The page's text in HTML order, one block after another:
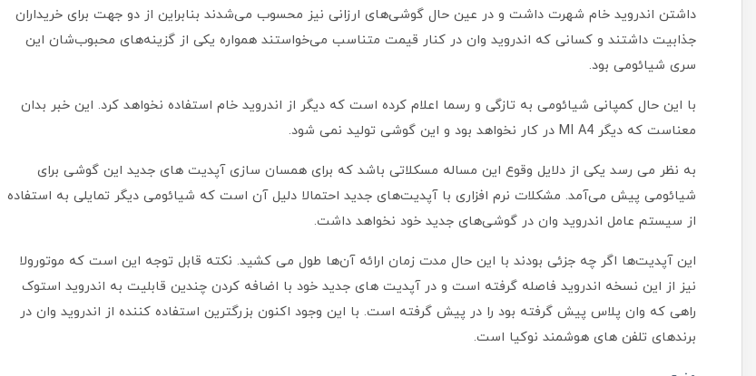
داشتن اندروید خام شهرت داشت و در عین حال گوشی‌های ارزانی نیز محسوب می‌شدند بنابراین از دو جهت برای خریداران
جذابیت داشتند و کسانی که اندروید وان در کنار قیمت متناسب می‌خواستند همواره یکی از گزینه‌های محبوب‌شان این
سری شیائومی بود.
با این حال کمپانی شیائومی به تازگی و رسما اعلام کرده است که دیگر از اندروید خام استفاده نخواهد کرد. این خبر بدان
معناست که دیگر MI A4 در کار نخواهد بود و این گوشی تولید نمی شود.
به نظر می رسد یکی از دلایل وقوع این مساله مسکلاتی باشد که برای همسان سازی آپدیت های جدید این گوشی برای
شیائومی پیش می‌آمد. مشکلات نرم افزاری با آپدیت‌های جدید احتمالا دلیل آن است که شیائومی دیگر تمایلی به استفاده
از سیستم عامل اندروید وان در گوشی‌های جدید خود نخواهد داشت.
این آپدیت‌ها اگر چه جزئی بودند با این حال مدت زمان ارائه آن‌ها طول می کشید. نکته قابل توجه این است که موتورولا
نیز از این نسخه اندروید فاصله گرفته است و در آپدیت های جدید خود با اضافه کردن چندین قابلیت به اندروید استوک
راهی که وان پلاس پیش گرفته بود را در پیش گرفته است. با این وجود اکنون بزرگترین استفاده کننده از اندروید وان در
برند‌های تلفن های هوشمند نوکیا است.